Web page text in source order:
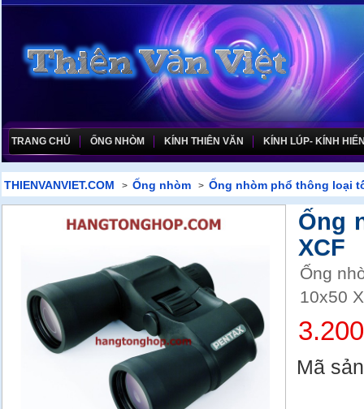
TRANG CHỦ ỐNG NHÒM KÍNH THIÊN VĂN KÍNH LÚP- KÍNH
THIENVANVIET.COM > Ống nhòm > Ống nhòm phổ thông loại
Ống
XCF
Ống
10x50
Mã